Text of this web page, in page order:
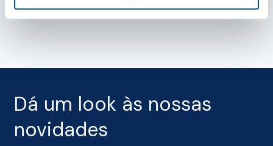
Dá um look às nossas
novidades